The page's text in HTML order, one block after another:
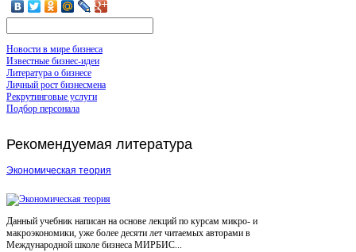
Новости в мире бизнеса
Известные бизнес-идеи
Литература о бизнесе
Личный рост бизнесмена
Рекрутинговые услуги
Подбор персонала
Рекомендуемая литература
Экономическая теория
Данный учебник написан на основе лекций по курсам микро- и
макроэкономики, уже более десяти лет читаемых авторами в
Международной школе бизнеса МИРБИС...